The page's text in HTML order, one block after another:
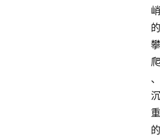
峭
的
攀
爬
、
沉
重
的